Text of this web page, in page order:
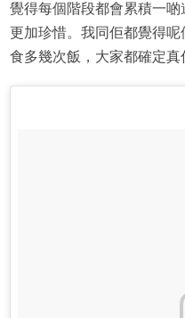
覺得每個階段都會累積一啲
更加珍惜。我同佢都覺得呢
食多幾次飯，大家都確定真